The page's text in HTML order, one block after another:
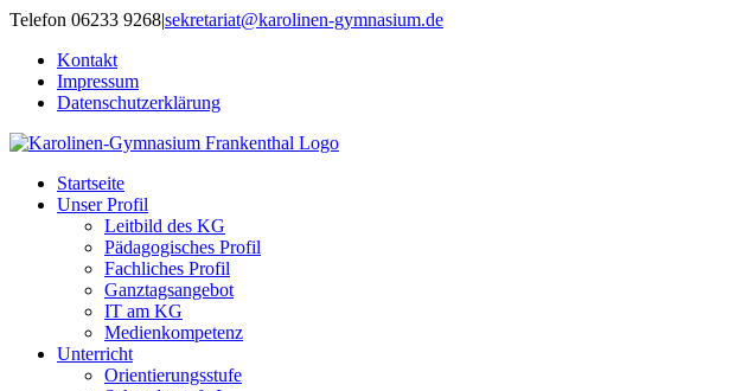
Zum
springen
Telefon 06233 9268|sekretariat@karolinen-gymnasium.de
Kontakt
Impressum
Datenschutzerklärung
Startseite
Unser Profil
Leitbild des KG
Pädagogisches Profil
Fachliches Profil
Ganztagsangebot
IT am KG
Medienkompetenz
Unterricht
Orientierungsstufe